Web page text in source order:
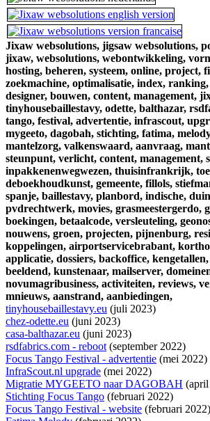
Jixaw websolutions, jigsaw websolutions,
jixaw, websolutions, webontwikkeling,
hosting, beheren, systeem, online, project,
zoekmachine, optimalisatie, index, ranking,
designer, bouwen, content, management,
tinyhousebaillestavy, odette, balthazar,
tango, festival, advertentie, infrascout,
mygeeto, dagobah, stichting, fatima,
mantelzorg, valkenswaard, aanvraag,
steunpunt, verlicht, content, management,
inpakkenenwegwezen, thuisinfrankrijk,
deboekhoudkunst, gemeente, fillols,
spanje, baillestavy, planbord, indische,
pvdrechtwerk, movies, grasmeestergerdo,
boekingen, betaalcode, versleuteling,
nouwens, groen, projecten, pijnenburg,
koppelingen, airportservicebrabant,
applicatie, dossiers, backoffice, kengetallen,
beeldend, kunstenaar, mailserver,
novumagribusiness, activiteiten, reviews,
mnieuws, aanstrand, aanbiedingen,
tinyhousebaillestavy.eu (juli 2023)
chez-odette.eu (juni 2023)
casa-balthazar.eu (juni 2023)
rsdfabrics.com - reboot(september 2022)
Focus Tango Festival - advertentie (mei 2022)
InfraScout.nl upgrade (mei 2022)
Migratie MYGEETO naar DAGOBAH
Stichting Focus Tango (februari 2022)
Focus Tango Festival - website (februari 2022)